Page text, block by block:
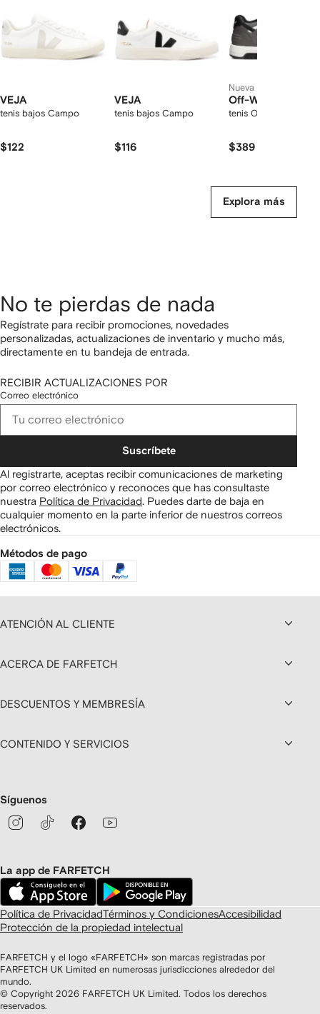
VEJA
tenis bajos Campo
$122
VEJA
tenis bajos Campo
$116
Nueva temporada
Off-White
tenis Out of Office
$389
Explora más
No te pierdas de nada
Regístrate para recibir promociones, novedades
personalizadas, actualizaciones de inventario y mucho más,
directamente en tu bandeja de entrada.
RECIBIR ACTUALIZACIONES POR
Correo electrónico
Suscríbete
Al registrarte, aceptas recibir comunicaciones de marketing
por correo electrónico y reconoces que has consultaste
nuestra Política de Privacidad Puedes darte de baja en
cualquier momento en la parte inferior de nuestros correos
electrónicos.
Métodos de pago
ATENCIÓN AL CLIENTE
ACERCA DE FARFETCH
DESCUENTOS Y MEMBRESÍA
CONTENIDO Y SERVICIOS
Síguenos
La app de FARFETCH
Política de PrivacidadTérminos y CondicionesAccesibilidad
Protección de la propiedad intelectual
FARFETCH y el logo «FARFETCH» son marcas registradas por
FARFETCH UK Limited en numerosas jurisdicciones alrededor del
mundo.
© Copyright 2026 FARFETCH UK Limited. Todos los derechos
reservados.